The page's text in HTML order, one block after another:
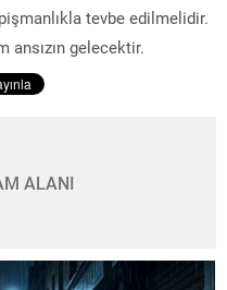
tevbe edilmelidir.
ansızın gelecektir.
ALANI